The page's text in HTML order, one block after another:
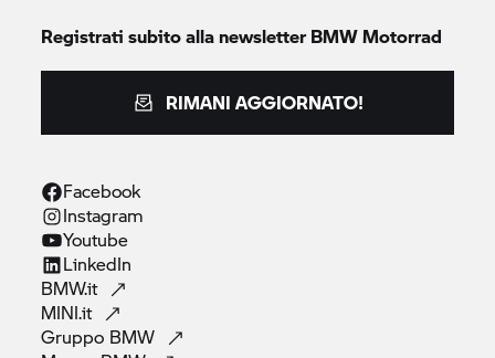
Registrati subito alla newsletterBMW Motorrad
RIMANI AGGIORNATO!
Facebook
Instagram
Youtube
LinkedIn
BMW.it
MINI.it
Gruppo BMW